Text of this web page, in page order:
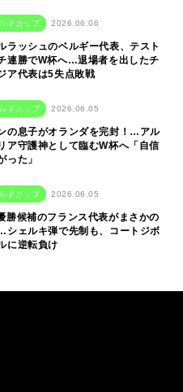
ドカップ 2026.06.06
ラッシュのベルギー代表、テスト
連勝でW杯へ…退場者を出したチ
ア代表は5失点敗戦
ドカップ 2026.06.05
の息子がオランダを完封！…アル
ア守護神として臨むW杯へ「自信
った」
ドカップ 2026.06.05
勝候補のフランス代表がまさかの
シェルキ弾で先制も、コートジボ
に逆転負け